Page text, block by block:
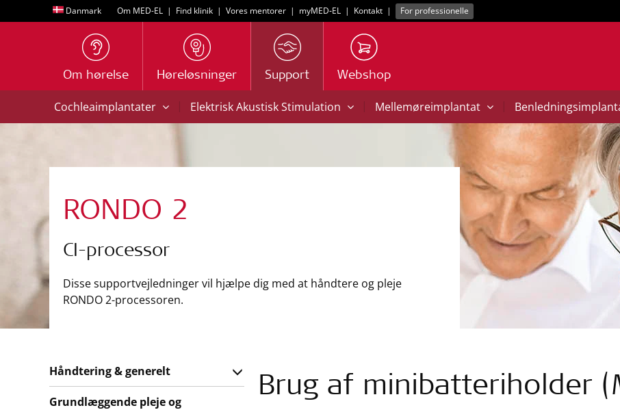
Danmark Om MED-EL | Find klinik | Vores mentorer | myMED‑EL | Kontakt | For professionelle
Om hørelse Høreløsninger Support Webshop
Cochleaimplantater | Elektrisk Akustisk Stimulation | Mellemøreimplantat |
RONDO 2
CI-processor
Disse supportvejledninger vil hjælpe dig med at håndtere og pleje
RONDO 2-processoren.
Brug af minibatteriholder
Håndtering & generelt
Grundlæggende pleje og